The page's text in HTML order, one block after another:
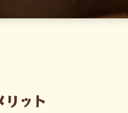
リット